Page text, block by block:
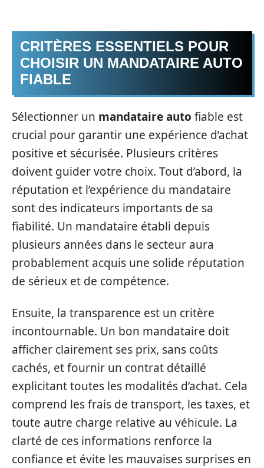
CRITÈRES ESSENTIELS POUR
CHOISIR UN MANDATAIRE AUTO
FIABLE
Sélectionner un mandataire auto fiable est
crucial pour garantir une expérience d’achat
positive et sécurisée. Plusieurs critères
doivent guider votre choix. Tout d’abord, la
réputation et l’expérience du mandataire
sont des indicateurs importants de sa
fiabilité. Un mandataire établi depuis
plusieurs années dans le secteur aura
probablement acquis une solide réputation
de sérieux et de compétence.
Ensuite, la transparence est un critère
incontournable. Un bon mandataire doit
afficher clairement ses prix, sans coûts
cachés, et fournir un contrat détaillé
explicitant toutes les modalités d’achat. Cela
comprend les frais de transport, les taxes, et
toute autre charge relative au véhicule. La
clarté de ces informations renforce la
confiance et évite les mauvaises surprises en